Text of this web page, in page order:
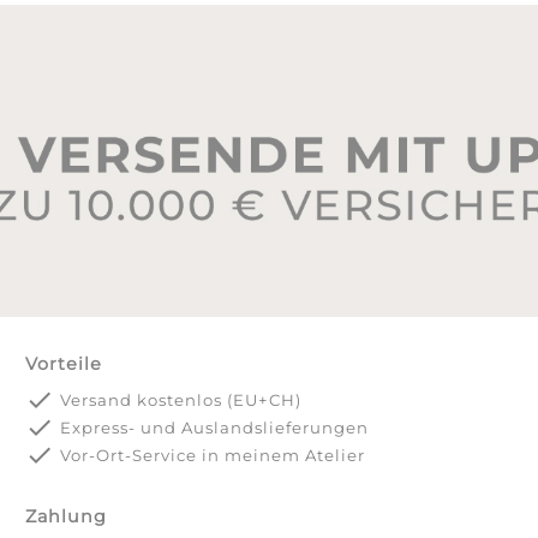
Vorteile
done Versand kostenlos (EU+CH)
done Express- und Auslandslieferungen
done Vor-Ort-Service in meinem Atelier
Zahlung